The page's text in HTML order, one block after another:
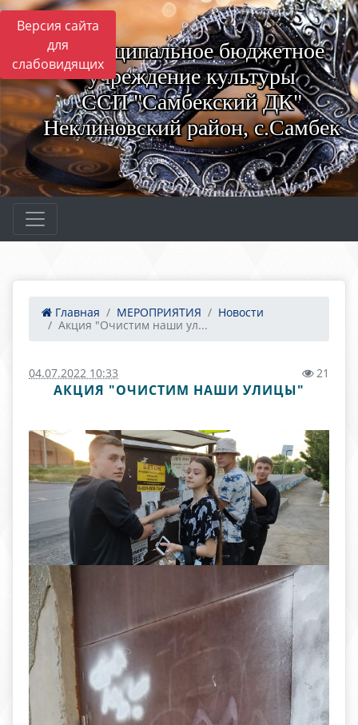
Версия сайта
для
слабовидящих
Муниципальное бюджетное
учреждение культуры
ССП "Самбекский ДК"
Неклиновский район, с.Самбек
Главная МЕРОПРИЯТИЯ
Новости
Акция "Очистим наши ул...
04.07.2022 10:33 21
АКЦИЯ "ОЧИСТИМ НАШИ УЛИЦЫ"